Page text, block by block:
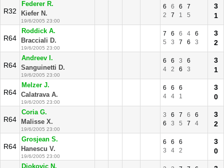
R32
Federer R.
Kiefer N.
19/6/2005 23:00
6 6 6
7
2
7 1 5
3
1
R64
Roddick A.
Bracciali D.
19/6/2005 23:00
7 6 6 4
6
5
3 7 6 3
3
2
R64
Andreev I.
Sanguinetti D.
19/6/2005 23:00
6 6 3
6
4
2 6 3
3
1
R64
Melzer J.
Calatrava A.
19/6/2005 23:00
6 6
6
4
4 1
3
0
R64
Coria G.
Malisse X.
19/6/2005 23:00
3 6 7 6
6
6
3 5 7 4
3
2
R64
Grosjean S.
Hanescu V.
19/6/2005 23:00
6 6
6
3
4 2
3
0
Djokovic N.